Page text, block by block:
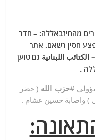
: בתאונת דרכים נהרגו 3 בכירים מהחיזבאללה: – חדר
חסין רשאם. אתר
اللبنانية גם טוען
#حزب_الله ( خضر
) واصابة حسين غشام .